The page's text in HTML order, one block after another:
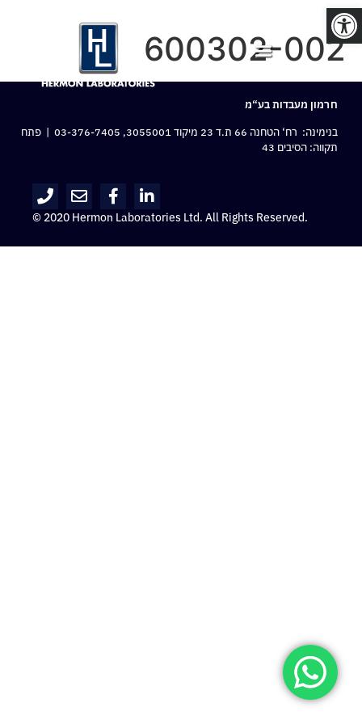
פתח סרגל נגישות
600302-002
חרמון מעבדות בע“מ
בנימינה: רח‘ הטחנה 66 ת.ד 23 מיקוד 3055001,
03-376-7405 | פתח
תקווה: הסיבים 43
© 2020 Hermon Laboratories Ltd. All Rights Reserved.